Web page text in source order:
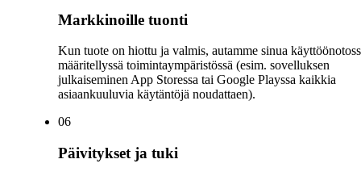
Markkinoille tuonti
Kun tuote on hiottu ja valmis, autamme sinua
määritellyssä toimintaympäristössä (esim. sovelluksen
julkaiseminen App Storessa tai Google Playssa kaikkia
asiaankuuluvia käytäntöjä noudattaen).
06
Päivitykset ja tuki